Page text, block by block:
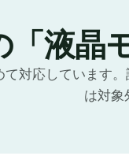
「液晶
対応していま
は対象